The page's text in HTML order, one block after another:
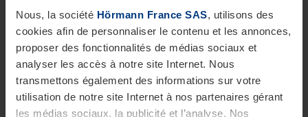
Nous, la société Hörmann France SAS, utilisons des
cookies afin de personnaliser le contenu et les annonces,
proposer des fonctionnalités de médias sociaux et
analyser les accès à notre site Internet. Nous
transmettons également des informations sur votre
utilisation de notre site Internet à nos partenaires gérant
les médias sociaux, la publicité et l’analyse. Nos